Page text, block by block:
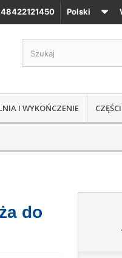
Polski
I WYKOŃCZENIE
do